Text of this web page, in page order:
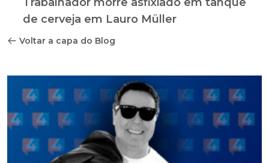
de cerveja em Lauro Müller
Voltar a capa do Blog